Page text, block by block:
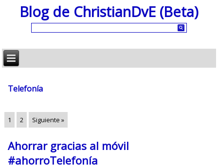
Blog de ChristianDvE (Beta)
Telefonía
1 2 Siguiente »
Ahorrar gracias al móvil
#ahorroTelefonía